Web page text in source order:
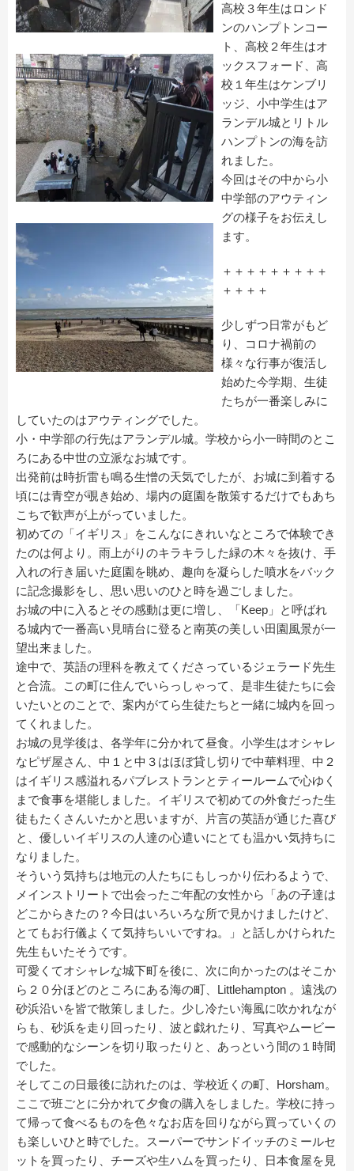
高校３年生はロンド
ンのハンプトンコー
ト、高校２年生はオ
ックスフォード、高
校１年生はケンブリ
ッジ、小中学生はア
ランデル城とリトル
ハンプトンの海を訪
れました。
今回はその中から小
中学部のアウティン
グの様子をお伝えし
ます。
＋＋＋＋＋＋＋＋＋
＋＋＋＋
少しずつ日常がもど
り、コロナ禍前の
様々な行事が復活し
始めた今学期、生徒
たちが一番楽しみに
していたのはアウティングでした。
小・中学部の行先はアランデル城。学校から小一時間のとこ
ろにある中世の立派なお城です。
出発前は時折雷も鳴る生憎の天気でしたが、お城に到着する
頃には青空が覗き始め、場内の庭園を散策するだけでもあち
こちで歓声が上がっていました。
初めての「イギリス」をこんなにきれいなところで体験でき
たのは何より。雨上がりのキラキラした緑の木々を抜け、手
入れの行き届いた庭園を眺め、趣向を凝らした噴水をバック
に記念撮影をし、思い思いのひと時を過ごしました。
お城の中に入るとその感動は更に増し、「Keep」と呼ばれ
る城内で一番高い見晴台に登ると南英の美しい田園風景が一
望出来ました。
途中で、英語の理科を教えてくださっているジェラード先生
と合流。この町に住んでいらっしゃって、是非生徒たちに会
いたいとのことで、案内がてら生徒たちと一緒に城内を回っ
てくれました。
お城の見学後は、各学年に分かれて昼食。小学生はオシャレ
なピザ屋さん、中１と中３はほぼ貸し切りで中華料理、中２
はイギリス感溢れるパブレストランとティールームで心ゆく
まで食事を堪能しました。イギリスで初めての外食だった生
徒もたくさんいたかと思いますが、片言の英語が通じた喜び
と、優しいイギリスの人達の心遣いにとても温かい気持ちに
なりました。
そういう気持ちは地元の人たちにもしっかり伝わるようで、
メインストリートで出会ったご年配の女性から「あの子達は
どこからきたの？今日はいろいろな所で見かけましたけど、
とてもお行儀よくて気持ちいいですね。」と話しかけられた
先生もいたそうです。
可愛くてオシャレな城下町を後に、次に向かったのはそこか
ら２０分ほどのところにある海の町、Littlehampton 。遠浅の
砂浜沿いを皆で散策しました。少し冷たい海風に吹かれなが
らも、砂浜を走り回ったり、波と戯れたり、写真やムービー
で感動的なシーンを切り取ったりと、あっという間の１時間
でした。
そしてこの日最後に訪れたのは、学校近くの町、Horsham。
ここで班ごとに分かれて夕食の購入をしました。学校に持っ
て帰って食べるものを色々なお店を回りながら買っていくの
も楽しいひと時でした。スーパーでサンドイッチのミールセ
ットを買ったり、チーズや生ハムを買ったり、日本食屋を見